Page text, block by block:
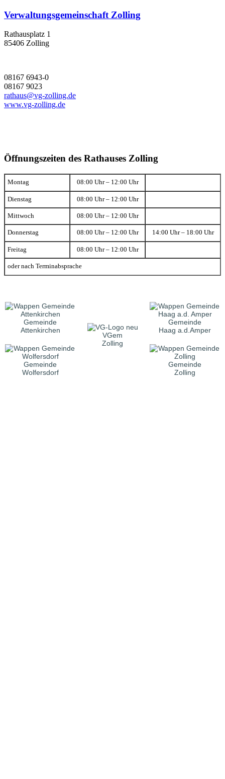
Verwaltungsgemeinschaft Zolling
Rathausplatz 1
85406 Zolling
08167 6943-0
08167 9023
rathaus@vg-zolling.de
www.vg-zolling.de
Öffnungszeiten des Rathauses Zolling
Montag 08:00 Uhr – 12:00 Uhr
Dienstag 08:00 Uhr – 12:00 Uhr
Mittwoch 08:00 Uhr – 12:00 Uhr
Donnerstag 08:00 Uhr – 12:00 Uhr 14:00 Uhr – 18:00 Uhr
Freitag 08:00 Uhr – 12:00 Uhr
oder nach Terminabsprache
Gemeinde
Attenkirchen
VGem
Zolling
Gemeinde
Haag a.d.Amper
Gemeinde
Wolfersdorf
Gemeinde
Zolling